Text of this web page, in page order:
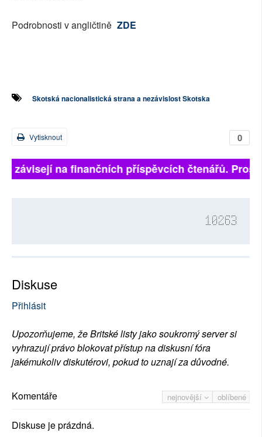
Podrobnosti v angličtině ZDE
Skotská nacionalistická strana a nezávislost Skotska
0
Vytisknout
závisejí na finančních příspěvcích čtenářů.
10263
Diskuse
Přihlásit
Upozorňujeme, že Britské listy jako soukromý server si
vyhrazují právo blokovat přístup na diskusní fóra
jakémukoliv diskutérovi, pokud to uznají za důvodné.
nejnovější oblíbené
Komentáře
Diskuse je prázdná.